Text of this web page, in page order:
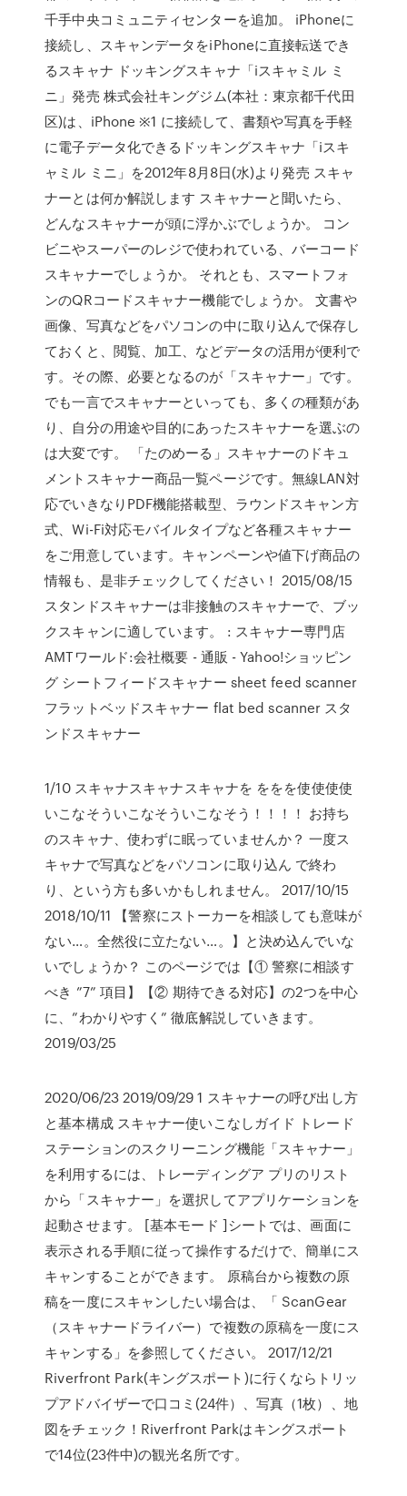
千手中央コミュニティセンターを追加。 iPhoneに
接続し、スキャンデータをiPhoneに直接転送でき
るスキャナ ドッキングスキャナ「iスキャミル ミ
ニ」発売 株式会社キングジム(本社：東京都千代田
区)は、iPhone ※1 に接続して、書類や写真を手軽
に電子データ化できるドッキングスキャナ「iスキ
ャミル ミニ」を2012年8月8日(水)より発売 スキャ
ナーとは何か解説します スキャナーと聞いたら、
どんなスキャナーが頭に浮かぶでしょうか。 コン
ビニやスーパーのレジで使われている、バーコード
スキャナーでしょうか。 それとも、スマートフォ
ンのQRコードスキャナー機能でしょうか。 文書や
画像、写真などをパソコンの中に取り込んで保存し
ておくと、閲覧、加工、などデータの活用が便利で
す。その際、必要となるのが「スキャナー」です。
でも一言でスキャナーといっても、多くの種類があ
り、自分の用途や目的にあったスキャナーを選ぶの
は大変です。 「たのめーる」スキャナーのドキュ
メントスキャナー商品一覧ページです。無線LAN対
応でいきなりPDF機能搭載型、ラウンドスキャン方
式、Wi-Fi対応モバイルタイプなど各種スキャナー
をご用意しています。キャンペーンや値下げ商品の
情報も、是非チェックしてください！ 2015/08/15
スタンドスキャナーは非接触のスキャナーで、ブッ
クスキャンに適しています。 : スキャナー専門店
AMTワールド:会社概要 - 通販 - Yahoo!ショッピン
グ シートフィードスキャナー sheet feed scanner
フラットベッドスキャナー flat bed scanner スタ
ンドスキャナー
1/10 スキャナスキャナスキャナを ををを使使使使
いこなそういこなそういこなそう！！！！ お持ち
のスキャナ、使わずに眠っていませんか？ 一度ス
キャナで写真などをパソコンに取り込ん で終わ
り、という方も多いかもしれません。 2017/10/15
2018/10/11 【警察にストーカーを相談しても意味が
ない…。全然役に立たない…。】と決め込んでいな
いでしょうか？ このページでは【① 警察に相談す
べき ”7” 項目】【② 期待できる対応】の2つを中心
に、”わかりやすく” 徹底解説していきます。
2019/03/25
2020/06/23 2019/09/29 1 スキャナーの呼び出し方
と基本構成 スキャナー使いこなしガイド トレード
ステーションのスクリーニング機能「スキャナー」
を利用するには、トレーディングア プリのリスト
から「スキャナー」を選択してアプリケーションを
起動させます。 [基本モード ]シートでは、画面に
表示される手順に従って操作するだけで、簡単にス
キャンすることができます。 原稿台から複数の原
稿を一度にスキャンしたい場合は、「 ScanGear
（スキャナードライバー）で複数の原稿を一度にス
キャンする」を参照してください。 2017/12/21
Riverfront Park(キングスポート)に行くならトリッ
プアドバイザーで口コミ(24件）、写真（1枚）、地
図をチェック！Riverfront Parkはキングスポート
で14位(23件中)の観光名所です。